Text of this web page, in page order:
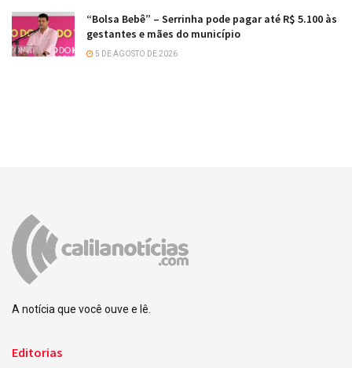
“Bolsa Bebê” – Serrinha pode pagar até R$ 5.100 às
gestantes e mães do município
5 DE AGOSTO DE 2026
A notícia que você ouve e lê.
Editorias